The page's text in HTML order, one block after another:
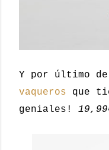
Y por último de
vaqueros que
geniales!